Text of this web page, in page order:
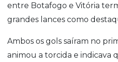
entre Botafogo e Vitória
grandes lances como
Ambos os gols saíram no
animou a torcida e indicava